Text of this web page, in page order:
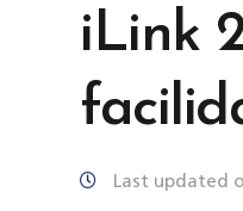
iLink
Last updated